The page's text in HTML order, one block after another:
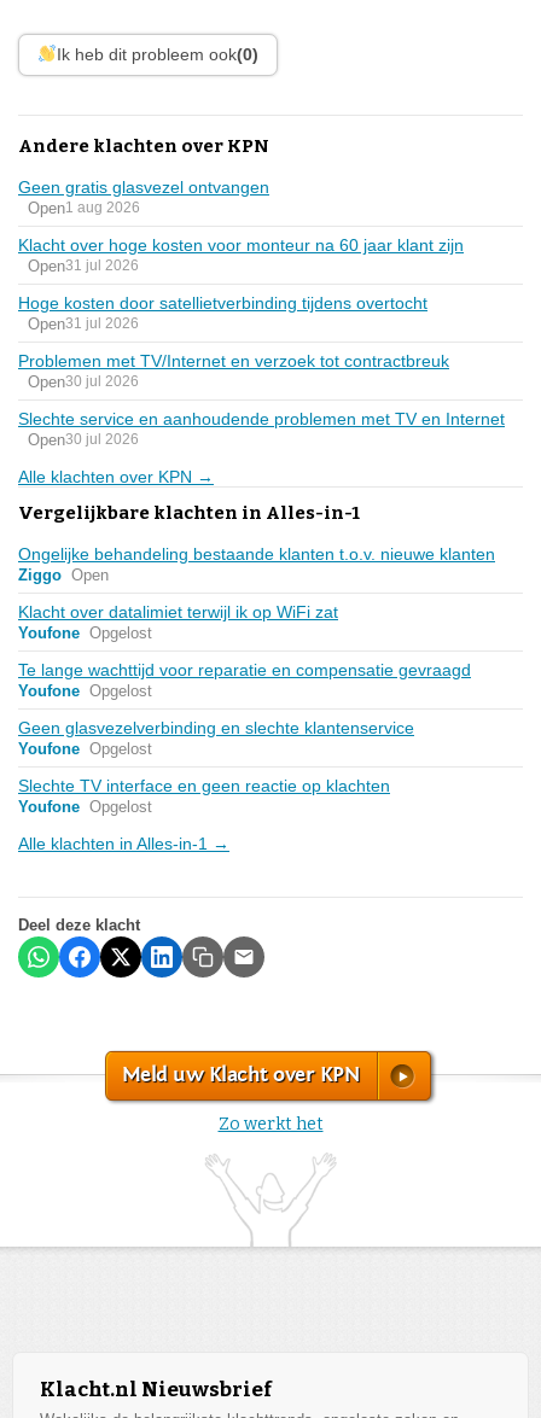
Ik heb dit probleem ook(0)
Andere klachten over KPN
Geen gratis glasvezel ontvangen
Open1 aug 2026
Klacht over hoge kosten voor monteur na 60 jaar klant zijn
Open31 jul 2026
Hoge kosten door satellietverbinding tijdens overtocht
Open31 jul 2026
Problemen met TV/Internet en verzoek tot contractbreuk
Open30 jul 2026
Slechte service en aanhoudende problemen met TV en Internet
Open30 jul 2026
Alle klachten over KPN →
Vergelijkbare klachten in Alles-in-1
Ongelijke behandeling bestaande klanten t.o.v. nieuwe klanten
Ziggo Open
Klacht over datalimiet terwijl ik op WiFi zat
Youfone Opgelost
Te lange wachttijd voor reparatie en compensatie gevraagd
Youfone Opgelost
Geen glasvezelverbinding en slechte klantenservice
Youfone Opgelost
Slechte TV interface en geen reactie op klachten
Youfone Opgelost
Alle klachten in Alles-in-1 →
Deel deze klacht
Meld uw Klacht over KPN
Zo werkt het
Klacht.nl Nieuwsbrief